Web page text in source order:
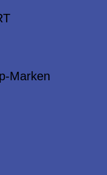
Marken